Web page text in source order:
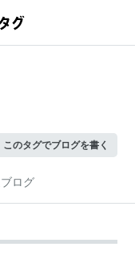
このタグでブログを書く
ログ